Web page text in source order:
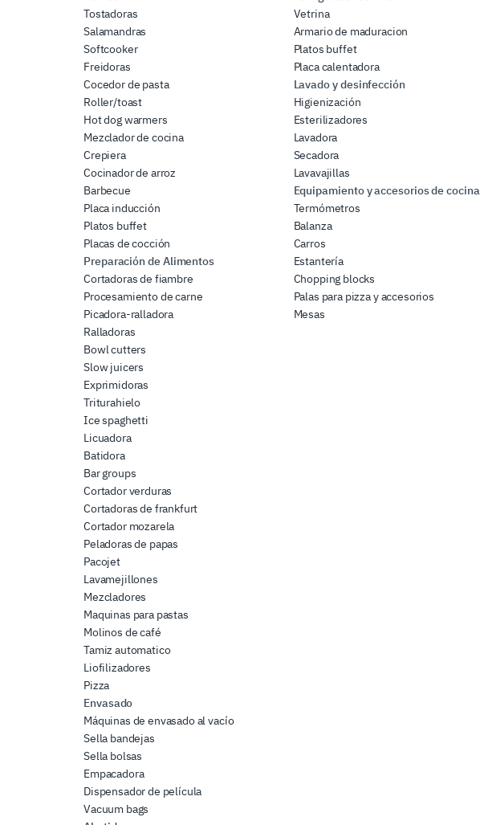
Tostadoras
Salamandras
Softcooker
Freidoras
Cocedor de pasta
Roller/toast
Hot dog warmers
Mezclador de cocina
Crepiera
Cocinador de arroz
Barbecue
Placa inducción
Platos buffet
Placas de cocción
Preparación de Alimentos
Cortadoras de fiambre
Procesamiento de carne
Picadora-ralladora
Ralladoras
Bowl cutters
Slow juicers
Exprimidoras
Triturahielo
Ice spaghetti
Licuadora
Batidora
Bar groups
Cortador verduras
Cortadoras de frankfurt
Cortador mozarela
Peladoras de papas
Pacojet
Lavamejillones
Mezcladores
Maquinas para pastas
Molinos de café
Tamiz automatico
Liofilizadores
Pizza
Envasado
Máquinas de envasado al vacío
Sella bandejas
Sella bolsas
Empacadora
Dispensador de película
Vacuum bags
Vetrina
Armario de maduracion
Platos buffet
Placa calentadora
Lavado y desinfección
Higienización
Esterilizadores
Lavadora
Secadora
Lavavajillas
Equipamiento y accesorios de cocina
Termómetros
Balanza
Carros
Estantería
Chopping blocks
Palas para pizza y accesorios
Mesas